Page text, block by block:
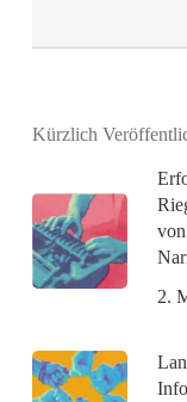
Kürzlich
2.